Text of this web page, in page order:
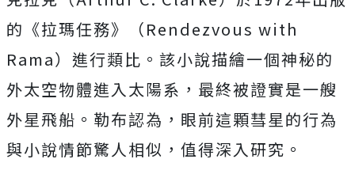
的《拉瑪任務》（Rendezvous with
Rama）進行類比。該小說描繪一個神秘的
外太空物體進入太陽系，最終被證實是一艘
外星飛船。勒布認為，眼前這顆彗星的行為
與小說情節驚人相似，值得深入研究。